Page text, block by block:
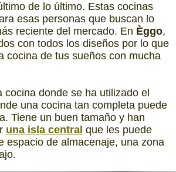
de lo último. Estas cocinas
esas personas que buscan lo
reciente del mercado. En Èggo,
con todos los diseños por lo que
cocina de tus sueños con mucha
cocina donde se ha utilizado el
una cocina tan completa puede
Tiene un buen tamaño y han
una isla central que les puede
espacio de almacenaje, una zona